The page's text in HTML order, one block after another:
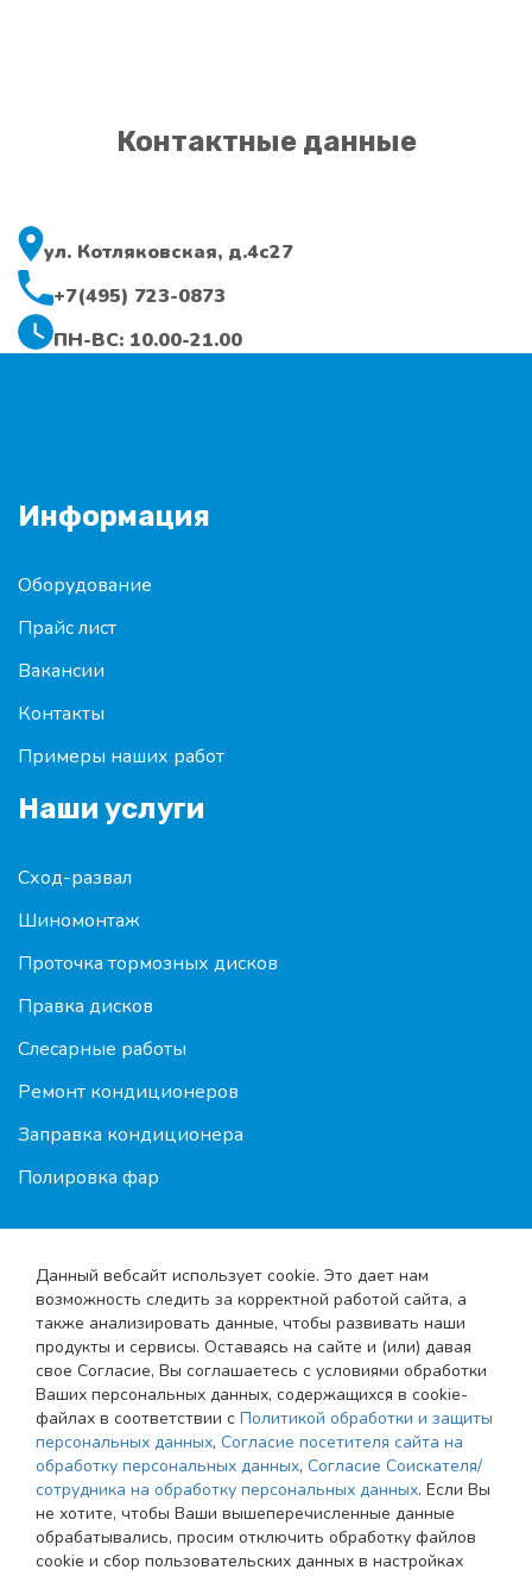
Данный вебсайт использует cookie. Это дает нам
возможность следить за корректной работой сайта, а
также анализировать данные, чтобы развивать наши
продукты и сервисы. Оставаясь на сайте и (или) давая
свое Согласие, Вы соглашаетесь с условиями обработки
Ваших персональных данных, содержащихся в cookie-
файлах в соответствии с Политикой обработки и защиты
персональных данных, Согласие посетителя сайта на
обработку персональных данных, Согласие Соискателя/
сотрудника на обработку персональных данных. Если Вы
не хотите, чтобы Ваши вышеперечисленные данные
обрабатывались, просим отключить обработку файлов
cookie и сбор пользовательских данных в настройках
Контактные данные
ул. Котляковская, д.4с27
+7(495) 723-0873
ПН-ВС: 10.00-21.00
Информация
Оборудование
Прайс лист
Вакансии
Контакты
Примеры наших работ
Наши услуги
Сход-развал
Шиномонтаж
Проточка тормозных дисков
Правка дисков
Слесарные работы
Ремонт кондиционеров
Заправка кондиционера
Полировка фар
© 2010-2026 Shod-razval.org
Карта сайта
Соглашение об обработке персональных данных
Согласие посетителя сайта на обработку
персональных данных